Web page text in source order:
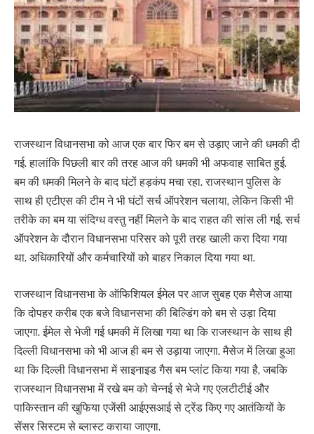
राजस्थान विधानसभा को आज एक बार फिर बम से उड़ाए जाने की धमकी दी
गई. हालांकि पिछली बार की तरह आज की धमकी भी अफवाह साबित हुई.
बम की धमकी मिलने के बाद घंटों हड़कंप मचा रहा. राजस्थान पुलिस के
साथ ही एटीएस की टीम ने भी घंटों सर्च ऑपरेशन चलाया, लेकिन किसी भी
तरीके का बम या संदिग्ध वस्तु नहीं मिलने के बाद राहत की सांस ली गई. सर्च
ऑपरेशन के दौरान विधानसभा परिसर को पूरी तरह खाली करा दिया गया
था. अधिकारियों और कर्मचारियों को बाहर निकाल दिया गया था.
राजस्थान विधानसभा के ऑफिशियल ईमेल पर आज सुबह एक मैसेज आया
कि दोपहर करीब एक बजे विधानसभा की बिल्डिंग को बम से उड़ा दिया
जाएगा. ईमेल से भेजी गई धमकी में लिखा गया था कि राजस्थान के साथ ही
दिल्ली विधानसभा को भी आज ही बम से उड़ाया जाएगा. मैसेज में लिखा हुआ
था कि दिल्ली विधानसभा में साइनाइड गैस बम प्लांट किया गया है, जबकि
राजस्थान विधानसभा में रखे बम को चेन्नई से भेजे गए एलटीटीई और
पाकिस्तान की खुफिया एजेंसी आईएसआई से ट्रेंड किए गए आतंकियों के
सेंसर सिस्टम से ब्लास्ट कराया जाएगा.